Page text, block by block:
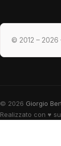
© 2012 –
© 2026 Giorgio
Realizzato con ♥ su